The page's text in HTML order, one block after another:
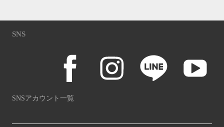
SNS
SNSアカウント一覧